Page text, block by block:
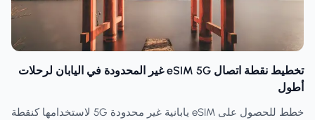
تخطيط نقطة اتصال eSIM 5G غير المحدودة في اليابان لرحلات
أطول
خطط للحصول على eSIM يابانية غير محدودة 5G لاستخدامها كنقطة